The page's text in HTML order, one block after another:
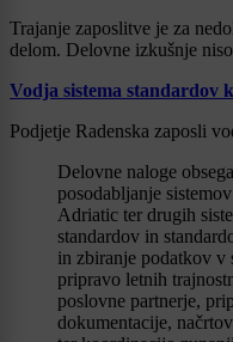
Trajanje zaposlitve je za
delom. Delovne izkušnje
Vodja sistema standardov
Podjetje Radenska zaposli
Delovne naloge
posodabljanje
Adriatic ter drugih
standardov in
in zbiranje podatkov v
pripravo letnih
poslovne partnerje,
dokumentacije,